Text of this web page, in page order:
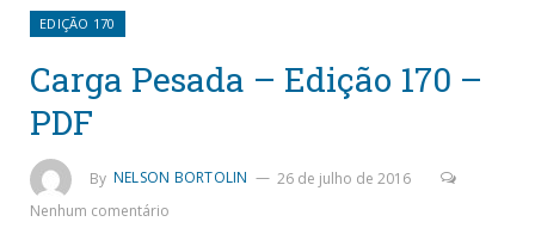
EDIÇÃO 170
Carga Pesada – Edição 170 –
PDF
By NELSON BORTOLIN
26 de julho de 2016
Nenhum comentário